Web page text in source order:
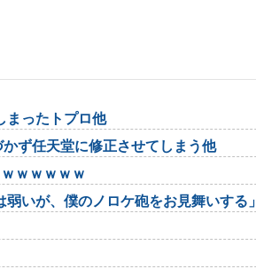
まったトプロ他
ず任天堂に修正させてしまう他
ｗｗｗｗｗ
いが、僕のノロケ砲をお見舞いする」